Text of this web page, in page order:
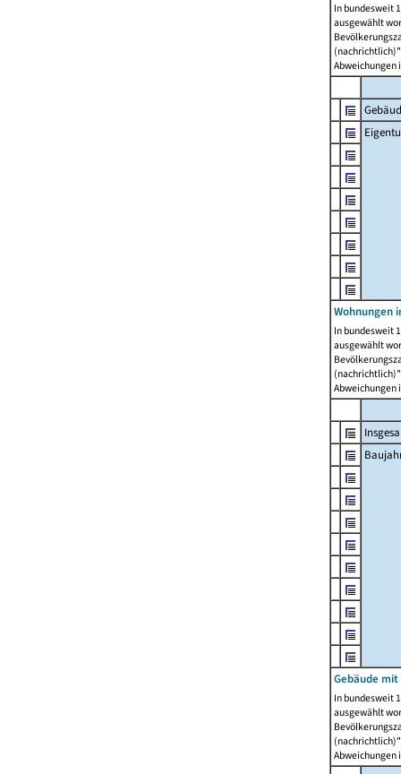
In bundesweit
ausgewählt
Abweichungen
Wohnungen
In bundesweit
ausgewählt
Abweichungen
Gebäude mit
In bundesweit
ausgewählt
Abweichungen